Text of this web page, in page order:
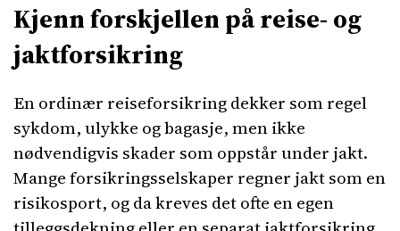
Kjenn forskjellen på reise- og
jaktforsikring
En ordinær reiseforsikring dekker som regel
sykdom, ulykke og bagasje, men ikke
nødvendigvis skader som oppstår under jakt.
Mange forsikringsselskaper regner jakt som en
risikosport, og da kreves det ofte en egen